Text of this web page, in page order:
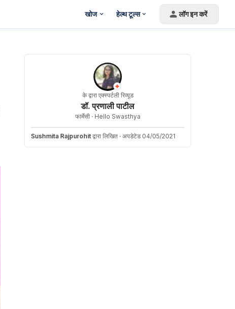
खोज हेल्थ टूल्स लॉग इन करें
के द्वारा एक्स्पर्टली रिव्यूड
डॉ. प्रणाली पाटील
फार्मेसी · Hello Swasthya
Sushmita Rajpurohit द्वारा लिखित · अपडेटेड 04/05/2021